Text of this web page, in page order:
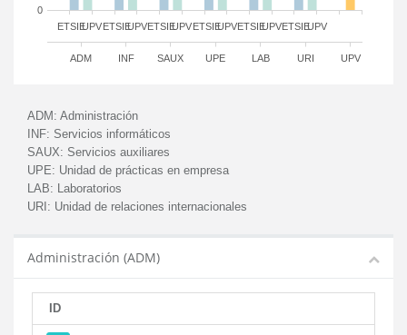
ETSIE ETSIE ETSIE ETSIE ETSIE ETSIE
UPV UPV UPV UPV UPV UPV
ADM INF SAUX UPE LAB URI UPV
0
ADM: Administración
INF: Servicios informáticos
SAUX: Servicios auxiliares
UPE: Unidad de prácticas en empresa
LAB: Laboratorios
URI: Unidad de relaciones internacionales
Administración (ADM)
ID